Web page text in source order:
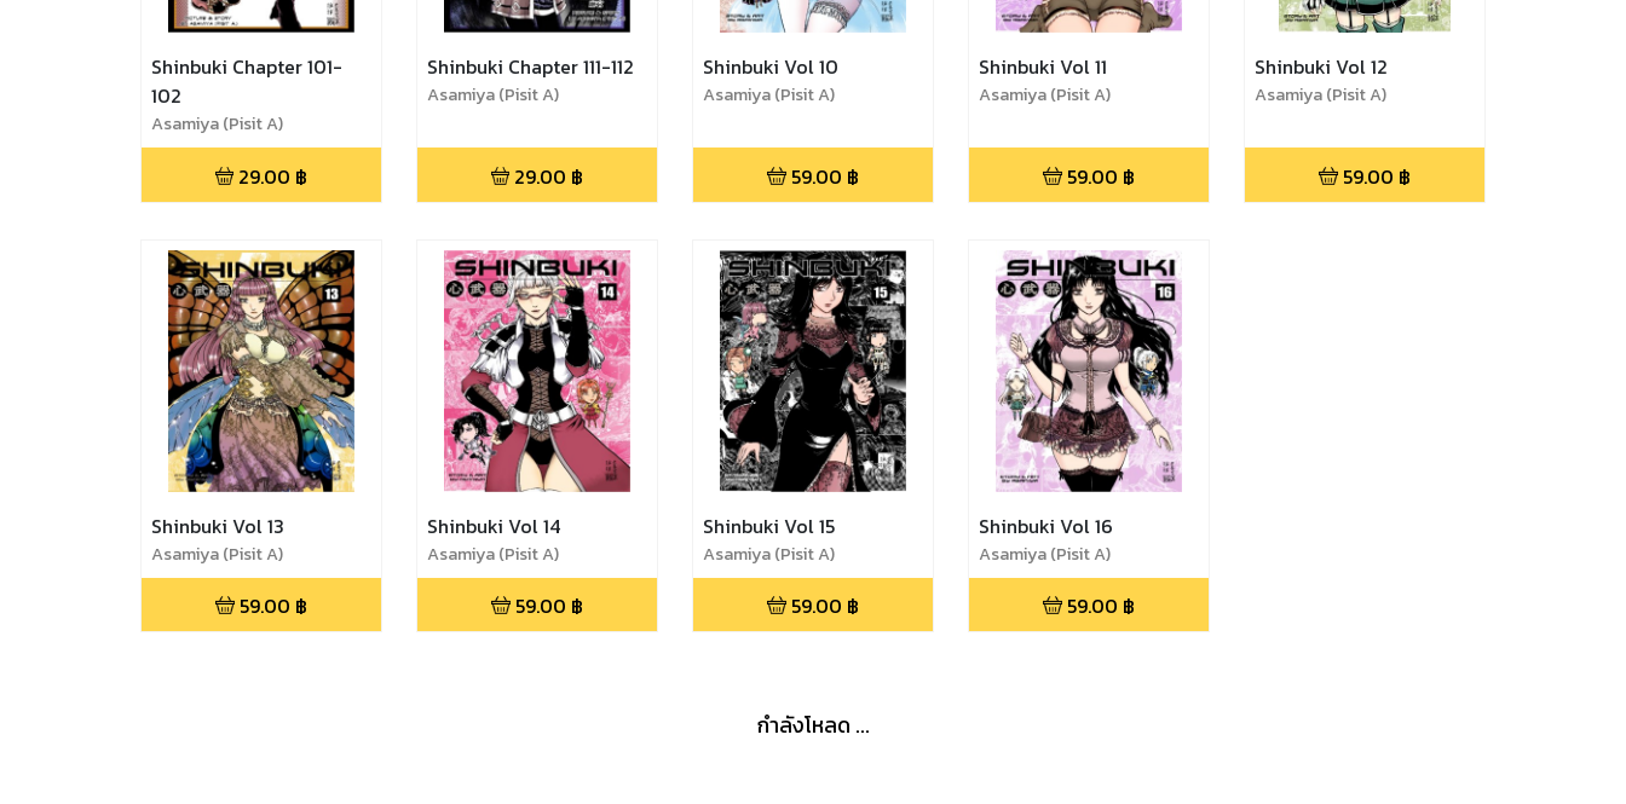
Shinbuki Chapter 101-
102
Asamiya (Pisit A)
29.00 ฿
Shinbuki Chapter 111-112
Asamiya (Pisit A)
29.00 ฿
Shinbuki Vol 10
Asamiya (Pisit A)
59.00 ฿
Shinbuki Vol 11
Asamiya (Pisit A)
59.00 ฿
Shinbuki Vol 12
Asamiya (Pisit A)
59.00 ฿
Shinbuki Vol 13
Asamiya (Pisit A)
59.00 ฿
Shinbuki Vol 14
Asamiya (Pisit A)
59.00 ฿
Shinbuki Vol 15
Asamiya (Pisit A)
59.00 ฿
Shinbuki Vol 16
Asamiya (Pisit A)
59.00 ฿
กำลังโหลด ...